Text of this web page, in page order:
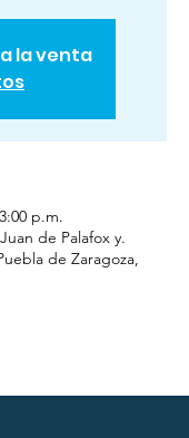
la venta
p.m.
de Palafox y.
de Zaragoza,